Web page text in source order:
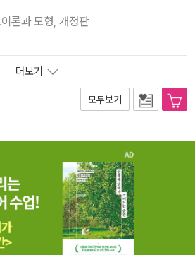
론과 모형, 개정판
더보기
모두보기